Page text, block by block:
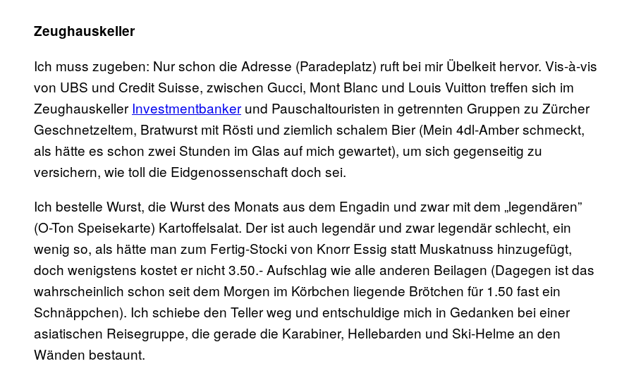
Zeughauskeller
Ich muss zugeben: Nur schon die Adresse (Paradeplatz) ruft bei mir Übelkeit hervor. Vis-à-vis
von UBS und Credit Suisse, zwischen Gucci, Mont Blanc und Louis Vuitton treffen sich im
Zeughauskeller Investmentbanker und Pauschaltouristen in getrennten Gruppen zu Zürcher
Geschnetzeltem, Bratwurst mit Rösti und ziemlich schalem Bier (Mein 4dl-Amber schmeckt,
als hätte es schon zwei Stunden im Glas auf mich gewartet), um sich gegenseitig zu
versichern, wie toll die Eidgenossenschaft doch sei.
Ich bestelle Wurst, die Wurst des Monats aus dem Engadin und zwar mit dem „legendären”
(O-Ton Speisekarte) Kartoffelsalat. Der ist auch legendär und zwar legendär schlecht, ein
wenig so, als hätte man zum Fertig-Stocki von Knorr Essig statt Muskatnuss hinzugefügt,
doch wenigstens kostet er nicht 3.50.- Aufschlag wie alle anderen Beilagen (Dagegen ist das
wahrscheinlich schon seit dem Morgen im Körbchen liegende Brötchen für 1.50 fast ein
Schnäppchen). Ich schiebe den Teller weg und entschuldige mich in Gedanken bei einer
asiatischen Reisegruppe, die gerade die Karabiner, Hellebarden und Ski-Helme an den
Wänden bestaunt.